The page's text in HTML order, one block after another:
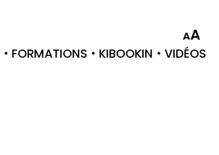
AA
FORMATIONS KIBOOKIN VIDÉOS